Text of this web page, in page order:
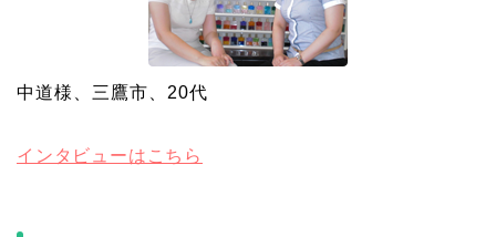
中道様、三鷹市、20代
インタビューはこちら